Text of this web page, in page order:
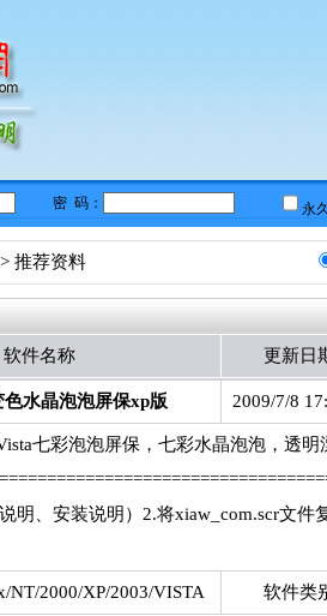
推荐资料
软件名称 更新日
水晶泡泡屏保xp版 2009/7/8
七彩泡泡屏保，七彩水晶泡泡，透明
明、安装说明）2.将xiaw_com.scr文件
NT/2000/XP/2003/VISTA 软件类